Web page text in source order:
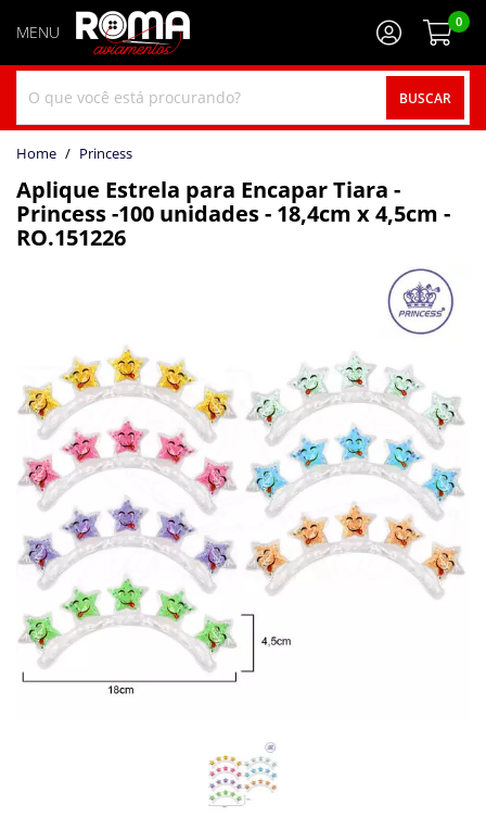
BUSCAR
0
home Princess
Aplique Estrela para Encapar Tiara -
Princess -100 unidades - 18,4cm x 4,5cm -
RO.151226